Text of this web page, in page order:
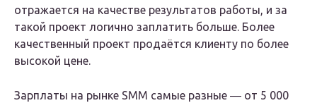
отражается на качестве результатов работы, и за
такой проект логично заплатить больше. Более
качественный проект продаётся клиенту по более
высокой цене.
Зарплаты на рынке SMM самые разные ― от 5 000